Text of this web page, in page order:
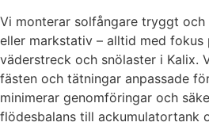
Vi monterar solfångare tryggt
eller markstativ – alltid med fokus
väderstreck och snölaster i Kalix.
fästen och tätningar anpassade
minimerar genomföringar och
flödesbalans till ackumulatortank